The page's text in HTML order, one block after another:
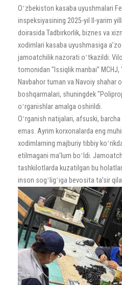
Oʻzbekiston kasaba uyushmalari
inspeksiyasining 2025-yil II-yarim
doirasida Tadbirkorlik, biznes va
xodimlari kasaba uyushmasiga
jamoatchilik nazorati oʻtkazildi.
tomonidan "Issiqlik manbai” MCHJ,
Navbahor tuman va Navoiy shahar
boshqarmalari, shuningdek
oʻrganishlar amalga oshirildi.
Oʻrganish natijalari, afsuski,
emas. Ayrim korxonalarda eng
xodimlarning majburiy tibbiy
etilmagani maʼlum boʻldi.
tashkilotlarda kuzatilgan bu
inson sogʻligʻiga bevosita taʼsir